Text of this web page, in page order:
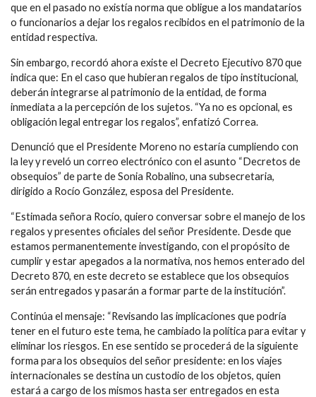
que en el pasado no existía norma que obligue a los mandatarios
o funcionarios a dejar los regalos recibidos en el patrimonio de la
entidad respectiva.
Sin embargo, recordó ahora existe el Decreto Ejecutivo 870 que
indica que: En el caso que hubieran regalos de tipo institucional,
deberán integrarse al patrimonio de la entidad, de forma
inmediata a la percepción de los sujetos. “Ya no es opcional, es
obligación legal entregar los regalos”, enfatizó Correa.
Denunció que el Presidente Moreno no estaría cumpliendo con
la ley y reveló un correo electrónico con el asunto “Decretos de
obsequios” de parte de Sonia Robalino, una subsecretaria,
dirigido a Rocío González, esposa del Presidente.
“Estimada señora Rocío, quiero conversar sobre el manejo de los
regalos y presentes oficiales del señor Presidente. Desde que
estamos permanentemente investigando, con el propósito de
cumplir y estar apegados a la normativa, nos hemos enterado del
Decreto 870, en este decreto se establece que los obsequios
serán entregados y pasarán a formar parte de la institución”.
Continúa el mensaje: “Revisando las implicaciones que podría
tener en el futuro este tema, he cambiado la política para evitar y
eliminar los riesgos. En ese sentido se procederá de la siguiente
forma para los obsequios del señor presidente: en los viajes
internacionales se destina un custodio de los objetos, quien
estará a cargo de los mismos hasta ser entregados en esta